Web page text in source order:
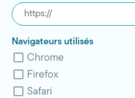
Navigateurs utilisés
Chrome
Firefox
Safari